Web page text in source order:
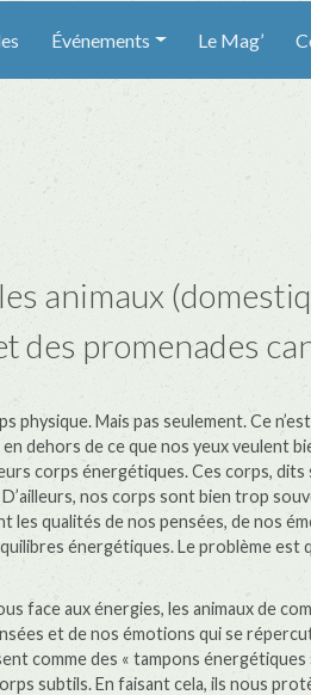
Événements Le Mag’
animaux
des promenades
physique. Mais pas seulement. Ce
dehors de ce que nos yeux veulent
corps énergétiques. Ces corps,
nos corps sont bien trop
les qualités de nos pensées, de nos
énergétiques. Le problème est
face aux énergies, les animaux de
et de nos émotions qui se
comme des « tampons énergétiques
subtils. En faisant cela, ils nous